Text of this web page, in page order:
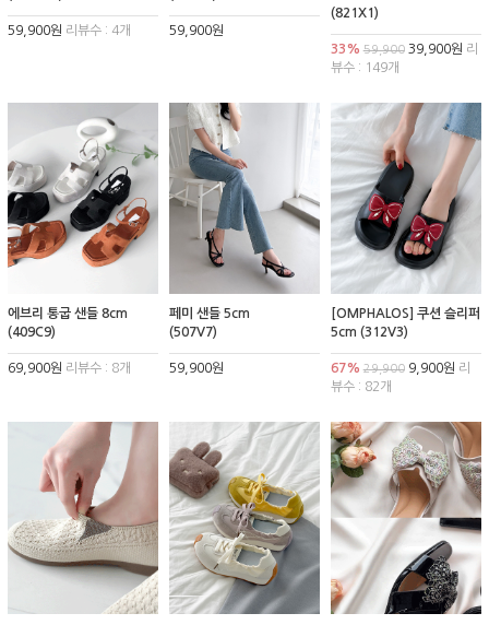
59,900원 리뷰수 : 4개 59,900원
(821X1)
33% 59,90039,900원 리
뷰수 : 149개
에브리 통굽 샌들 8cm
(409C9)
69,900원 리뷰수 : 8개
페미 샌들 5cm
(507V7)
59,900원
[OMPHALOS] 쿠션 슬리퍼
5cm (312V3)
67% 29,9009,900원 리
뷰수 : 82개